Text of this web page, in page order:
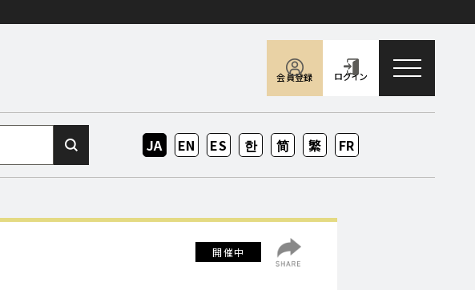
会員登録 ログイン toggle
ZH-
ZH-
EN FR
JA KO
ES
開催中